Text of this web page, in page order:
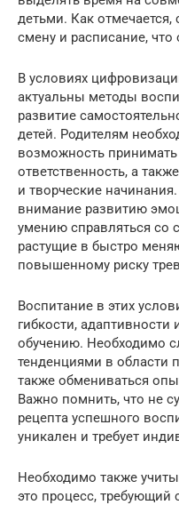
детьми. Как
смену и расписание,
В условиях
актуальны методы
развитие
детей. Родителям
возможность
ответственность, а
и творческие
внимание развитию
умению справляться со
растущие в быстро
повышенному риску
Воспитание в этих
гибкости, адаптивности
обучению. Необходимо
тенденциями в области
также обмениваться
Важно помнить, что не
рецепта успешного
уникален и требует
Необходимо также
это процесс, требующий